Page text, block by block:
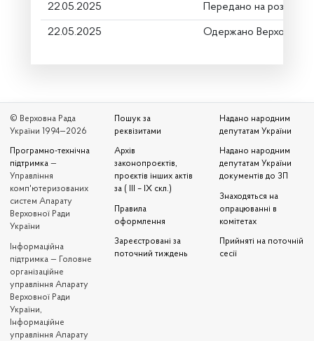
22.05.2025 Передано на розгляд
22.05.2025 Одержано Верховною
© Верховна Рада
України 1994—2026
Програмно-технічна
підтримка —
Управління
комп'ютеризованих
систем Апарату
Верховної Ради
України
Iнформаційна
підтримка — Головне
організаційне
управління Апарату
Верховної Ради
України,
Інформаційне
управління Апарату
Пошук за
реквізитами
Архів
законопроєктів,
проєктів інших актів
за ( III – IX скл.)
Правила
оформлення
Зареєстровані за
поточний тиждень
Надано народним
депутатам України
Надано народним
депутатам України
документів до ЗП
Знаходяться на
опрацюванні в
комітетах
Прийняті на поточній
сесії